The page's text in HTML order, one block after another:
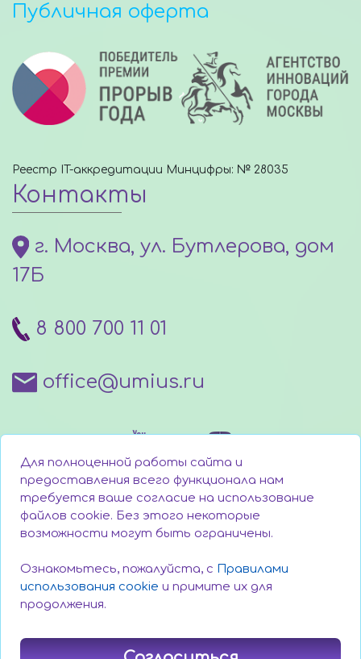
Публичная оферта
Реестр IT-аккредитации Минцифры: № 28035
Контакты
г. Москва, ул. Бутлерова, дом
17Б
8 800 700 11 01
office@umius.ru
Написать директору
Техническая поддержка
Для полноценной работы сайта и
предоставления всего функционала нам
требуется ваше согласие на использование
файлов cookie. Без этого некоторые
возможности могут быть ограничены.
Ознакомьтесь, пожалуйста, с Правилами
использования cookie и примите их для
продолжения.